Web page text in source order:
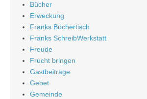
Bücher
Erweckung
Franks Büchertisch
Franks SchreibWerkstatt
Freude
Frucht bringen
Gastbeiträge
Gebet
Gemeinde